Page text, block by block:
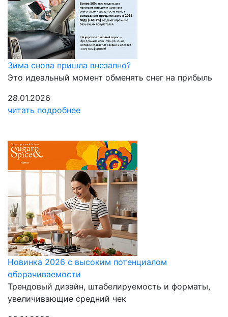
Зима снова пришла внезапно?
Это идеальный момент обменять снег на прибыль
28.01.2026
читать подробнее
Новинка 2026 с высоким потенциалом
оборачиваемости
Трендовый дизайн, штабелируемость и форматы,
увеличивающие средний чек